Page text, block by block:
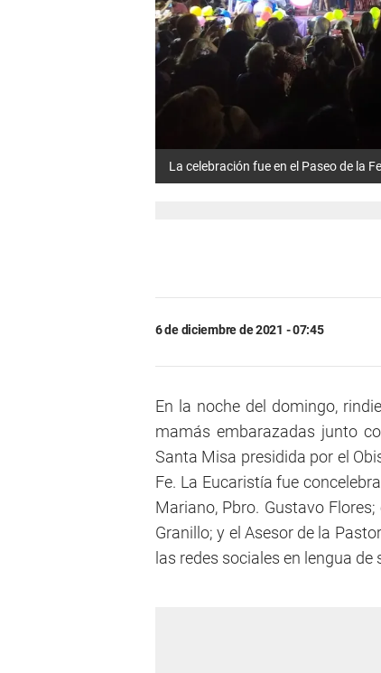
La celebración fue en el Paseo de la Fe
6 de diciembre de 2021 - 07:45
En la noche del domingo,
mamás embarazadas junto
Santa Misa presidida por el
Fe. La Eucaristía fue
Mariano, Pbro. Gustavo
Granillo; y el Asesor de la
las redes sociales en lengua de